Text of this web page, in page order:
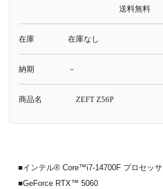
送料無料
在庫 在庫なし
納期 －
商品名 ZEFT Z56P
■インテル® Core™i7-14700F プロセッサ
■GeForce RTX™ 5060